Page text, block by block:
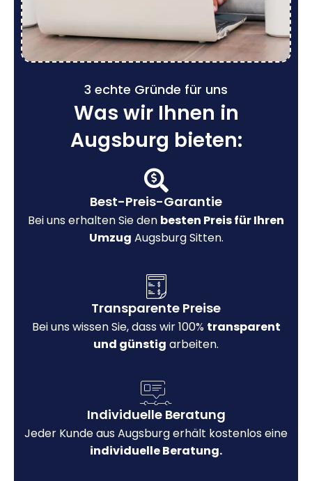
3 echte Gründe für uns
Was wir Ihnen in
Augsburg bieten:
Best-Preis-Garantie
Bei uns erhalten Sie den besten Preis für Ihren
Umzug Augsburg Sitten.
Transparente Preise
Bei uns wissen Sie, dass wir 100% transparent
und günstig arbeiten.
Individuelle Beratung
Jeder Kunde aus Augsburg erhält kostenlos eine
individuelle Beratung.